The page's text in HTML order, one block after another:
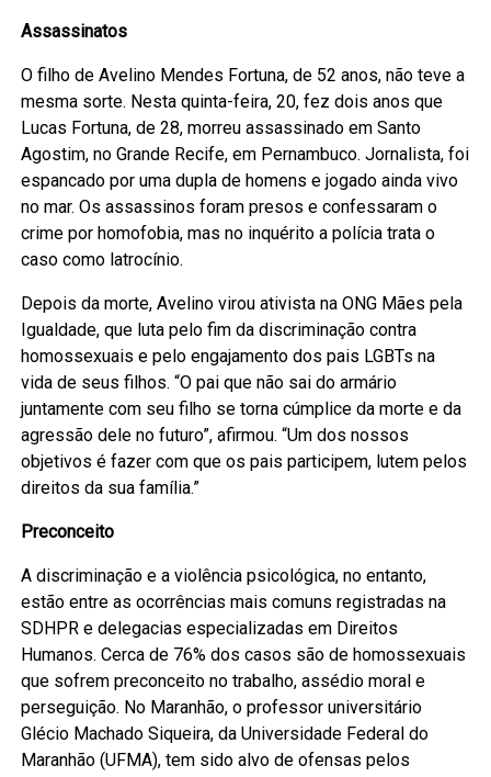
Assassinatos
O filho de Avelino Mendes Fortuna, de 52 anos, não teve a
mesma sorte. Nesta quinta-feira, 20, fez dois anos que
Lucas Fortuna, de 28, morreu assassinado em Santo
Agostim, no Grande Recife, em Pernambuco. Jornalista, foi
espancado por uma dupla de homens e jogado ainda vivo
no mar. Os assassinos foram presos e confessaram o
crime por homofobia, mas no inquérito a polícia trata o
caso como latrocínio.
Depois da morte, Avelino virou ativista na ONG Mães pela
Igualdade, que luta pelo fim da discriminação contra
homossexuais e pelo engajamento dos pais LGBTs na
vida de seus filhos. “O pai que não sai do armário
juntamente com seu filho se torna cúmplice da morte e da
agressão dele no futuro”, afirmou. “Um dos nossos
objetivos é fazer com que os pais participem, lutem pelos
direitos da sua família.”
Preconceito
A discriminação e a violência psicológica, no entanto,
estão entre as ocorrências mais comuns registradas na
SDHPR e delegacias especializadas em Direitos
Humanos. Cerca de 76% dos casos são de homossexuais
que sofrem preconceito no trabalho, assédio moral e
perseguição. No Maranhão, o professor universitário
Glécio Machado Siqueira, da Universidade Federal do
Maranhão (UFMA), tem sido alvo de ofensas pelos